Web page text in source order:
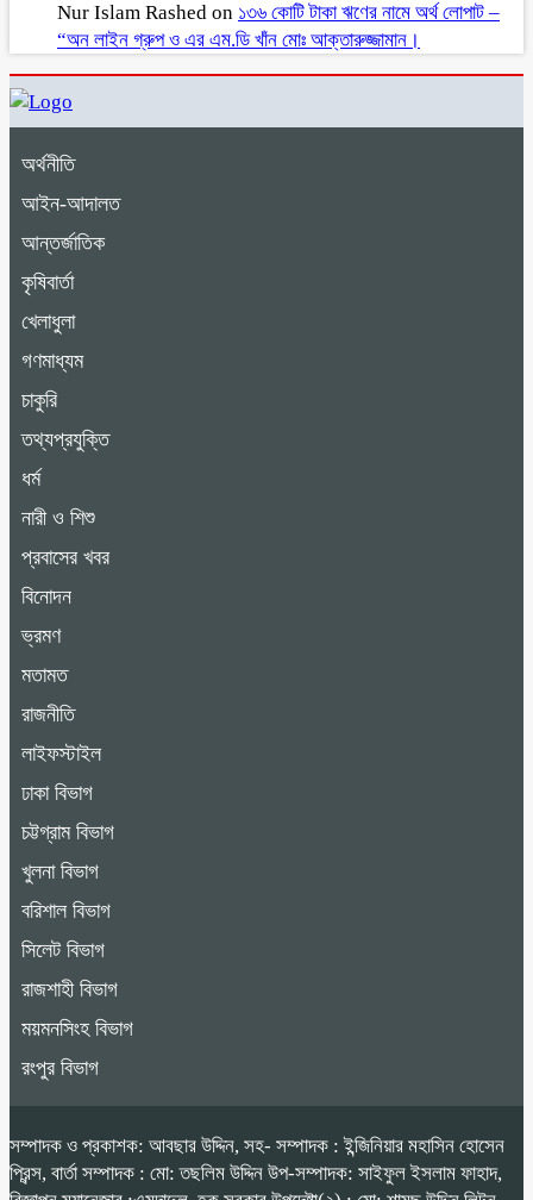
Nur Islam Rashed on ১৩৬ কোটি টাকা ঋণের নামে অর্থ লোপাট –
“অন লাইন গ্রুপ ও এর এম.ডি খাঁন মোঃ আক্তারুজ্জামান।
অর্থনীতি
আইন-আদালত
আন্তর্জাতিক
কৃষিবার্তা
খেলাধুলা
গণমাধ্যম
চাকুরি
তথ্যপ্রযুক্তি
ধর্ম
নারী ও শিশু
প্রবাসের খবর
বিনোদন
ভ্রমণ
মতামত
রাজনীতি
লাইফস্টাইল
ঢাকা বিভাগ
চট্টগ্রাম বিভাগ
খুলনা বিভাগ
বরিশাল বিভাগ
সিলেট বিভাগ
রাজশাহী বিভাগ
ময়মনসিংহ বিভাগ
রংপুর বিভাগ
সম্পাদক ও প্রকাশক: আবছার উদ্দিন, সহ- সম্পাদক : ইন্জিনিয়ার মহাসিন হোসেন
প্রিন্স, বার্তা সম্পাদক : মো: তছলিম উদ্দিন উপ-সম্পাদক: সাইফুল ইসলাম ফাহাদ,